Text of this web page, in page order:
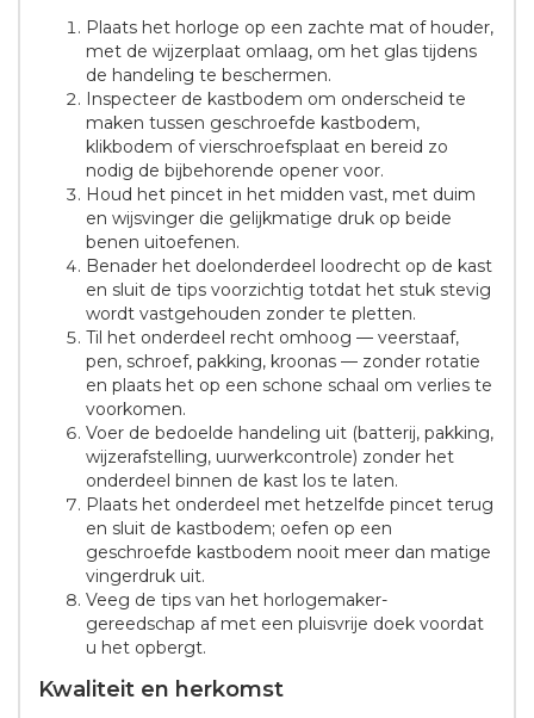
Plaats het horloge op een zachte mat of houder,
met de wijzerplaat omlaag, om het glas tijdens
de handeling te beschermen.
Inspecteer de kastbodem om onderscheid te
maken tussen geschroefde kastbodem,
klikbodem of vierschroefsplaat en bereid zo
nodig de bijbehorende opener voor.
Houd het pincet in het midden vast, met duim
en wijsvinger die gelijkmatige druk op beide
benen uitoefenen.
Benader het doelonderdeel loodrecht op de kast
en sluit de tips voorzichtig totdat het stuk stevig
wordt vastgehouden zonder te pletten.
Til het onderdeel recht omhoog — veerstaaf,
pen, schroef, pakking, kroonas — zonder rotatie
en plaats het op een schone schaal om verlies te
voorkomen.
Voer de bedoelde handeling uit (batterij, pakking,
wijzerafstelling, uurwerkcontrole) zonder het
onderdeel binnen de kast los te laten.
Plaats het onderdeel met hetzelfde pincet terug
en sluit de kastbodem; oefen op een
geschroefde kastbodem nooit meer dan matige
vingerdruk uit.
Veeg de tips van het horlogemaker-
gereedschap af met een pluisvrije doek voordat
u het opbergt.
Kwaliteit en herkomst